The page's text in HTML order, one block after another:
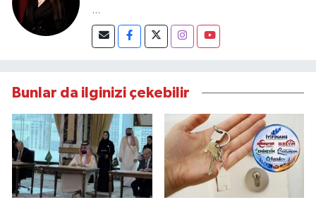
...
Bunlar da ilginizi çekebilir